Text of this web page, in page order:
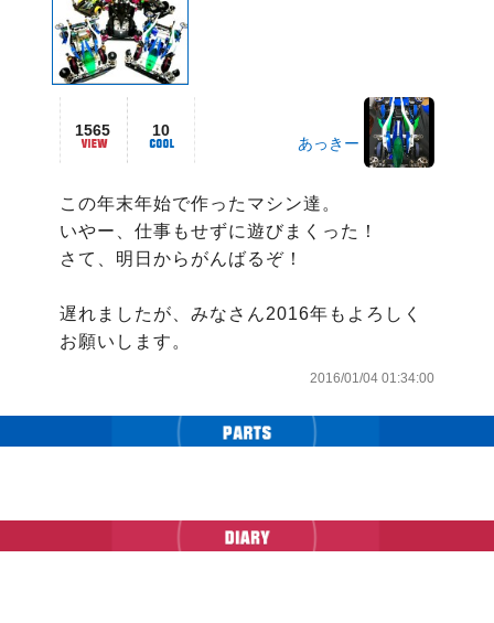
1565 10
あっきー
この年末年始で作ったマシン達。
いやー、仕事もせずに遊びまくった！
さて、明日からがんばるぞ！
遅れましたが、みなさん2016年もよろしく
お願いします。
2016/01/04 01:34:00